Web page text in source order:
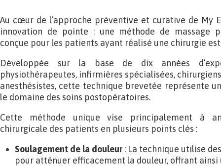
Au cœur de l’approche préventive et curative de My
innovation de pointe : une méthode de massage
conçue pour les patients ayant réalisé une chirurgie
Développée sur la base de dix années
physiothérapeutes, infirmières spécialisées,
anesthésistes, cette technique brevetée représente
le domaine des soins postopératoires.
Cette méthode unique vise principalement à
chirurgicale des patients en plusieurs points clés :
Soulagement de la douleur: La technique utilise
pour atténuer efficacement la douleur, offrant